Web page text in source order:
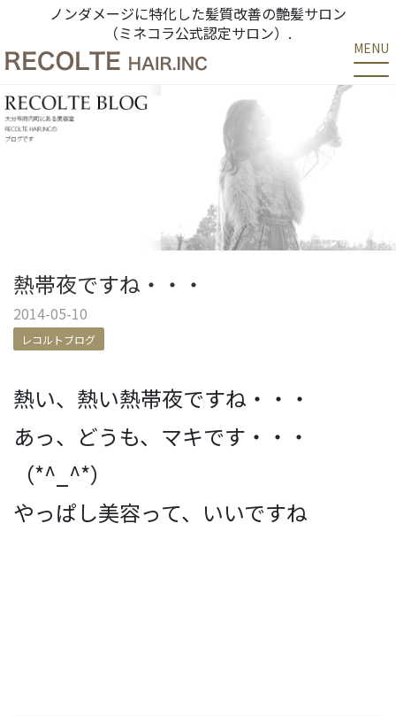
ノンダメージに特化した髪質改善の艶髪サロン
（ミネコラ公式認定サロン）.
MENU
熱帯夜ですね・・・
2014-05-10
レコルトブログ
熱い、熱い熱帯夜ですね・・・
あっ、どうも、マキです・・・
（*^_^*）
やっぱし美容って、いいですね